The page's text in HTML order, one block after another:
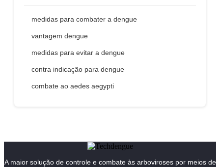
medidas para combater a dengue
vantagem dengue
medidas para evitar a dengue
contra indicação para dengue
combate ao aedes aegypti
A maior solução de controle e combate às arboviroses por meios de